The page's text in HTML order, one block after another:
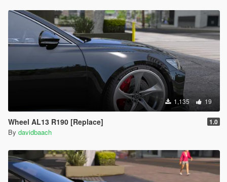
1,135 19
Wheel AL13 R190 [Replace] 1.0
By davidbaach